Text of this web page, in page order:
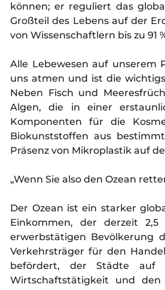
können; er reguliert das
Großteil des Lebens auf der
von Wissenschaftlern bis zu 91
Alle Lebewesen auf unserem
uns atmen und ist die
Neben Fisch und
Algen, die in einer
Komponenten für die
Biokunststoffen aus
Präsenz von Mikroplastik auf
„Wenn Sie also den Ozean
Der Ozean ist ein starker
Einkommen, der derzeit
erwerbstätigen Bevölkerung
Verkehrsträger für den
befördert, der Städte auf
Wirtschaftstätigkeit und